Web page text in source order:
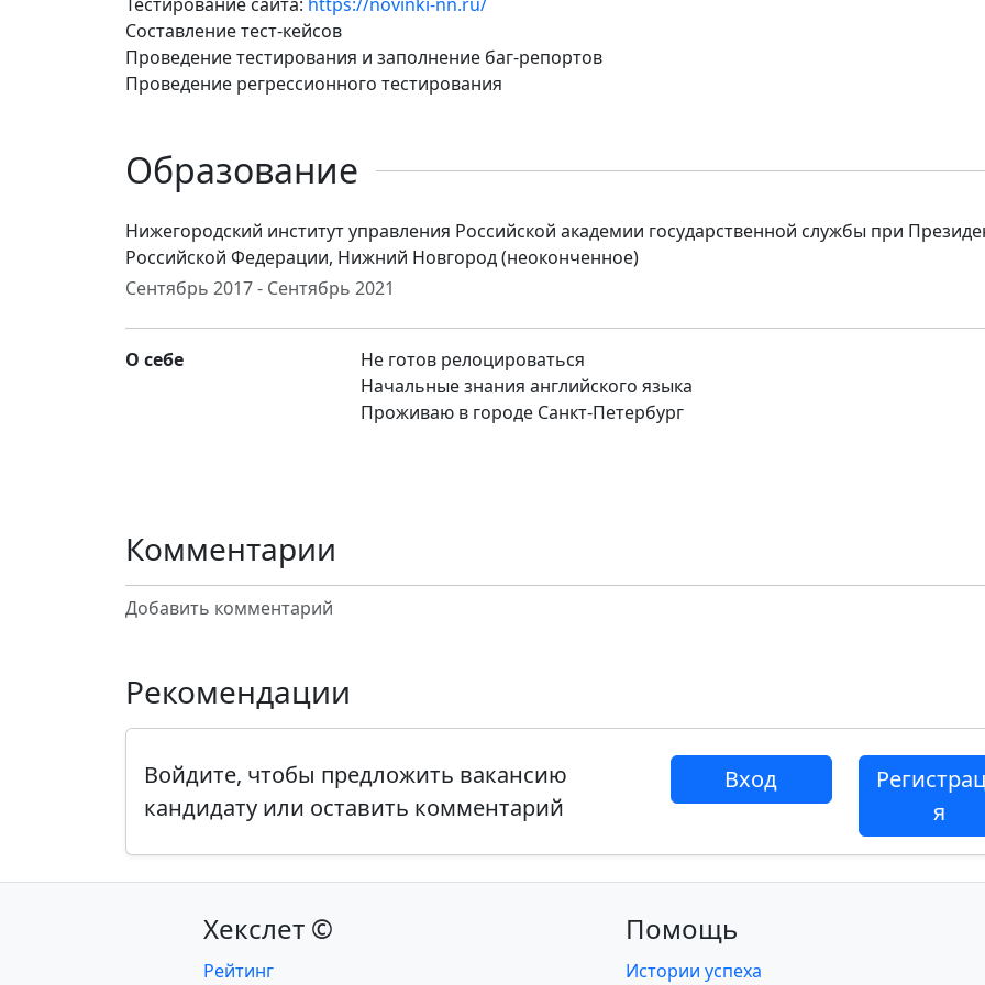
Составление тест-кейсов
Проведение тестирования и заполнение баг-репортов
Проведение регрессионного тестирования
Образование
Нижегородский институт управления Российской академии государственной службы при
Российской Федерации, Нижний Новгород (неоконченное)
Сентябрь 2017 - Сентябрь 2021
О себе
Не готов релоцироваться
Начальные знания английского языка
Проживаю в городе Санкт-Петербург
Комментарии
Добавить комментарий
Рекомендации
Войдите, чтобы предложить вакансию
кандидату или оставить комментарий
Вход
я
Хекслет ©
Рейтинг
Помощь
Истории успеха